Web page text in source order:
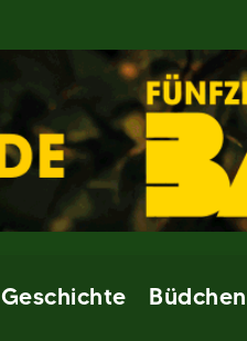
Geschichte Büdchen